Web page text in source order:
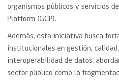
organismos públicos y servicios
Platform (GCP).
Además, esta iniciativa busca
institucionales en gestión,
interoperabilidad de datos,
sector público como la